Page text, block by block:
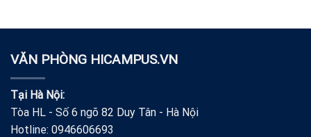
VĂN PHÒNG HICAMPUS.VN
Tại Hà Nội:
Tòa HL - Số 6 ngõ 82 Duy Tân - Hà Nội
Hotline: 0946606693